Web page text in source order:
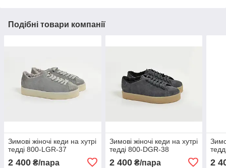
Подібні товари компанії
Зимові жіночі кеди на хутрі
тедді 800-LGR-37
2 400 ₴/пара
Зимові жіночі кеди на хутрі
тедді 800-DGR-38
2 400₴/пара 2